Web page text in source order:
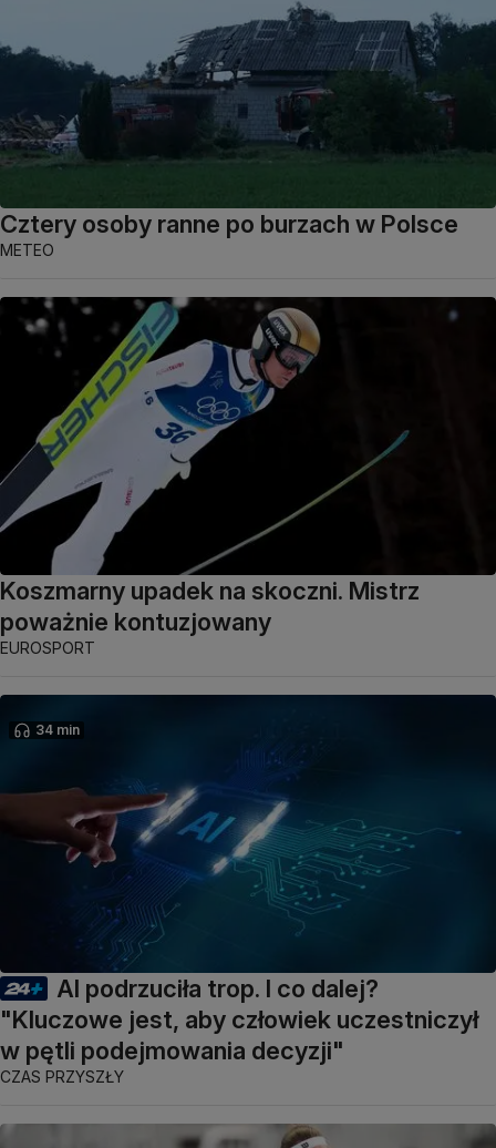
Cztery osoby ranne po burzach w Polsce
METEO
Koszmarny upadek na skoczni. Mistrz
poważnie kontuzjowany
EUROSPORT
34 min
AI podrzuciła trop. I co dalej?
"Kluczowe jest, aby człowiek uczestniczył
w pętli podejmowania decyzji"
CZAS PRZYSZŁY